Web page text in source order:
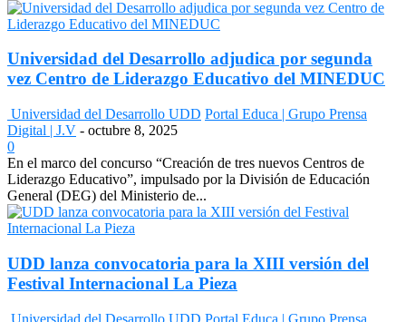
Universidad del Desarrollo adjudica por segunda
vez Centro de Liderazgo Educativo del MINEDUC
Universidad del Desarrollo UDD Portal Educa | Grupo Prensa
Digital | J.V - octubre 8, 2025
0
En el marco del concurso “Creación de tres nuevos Centros de
Liderazgo Educativo”, impulsado por la División de Educación
General (DEG) del Ministerio de...
UDD lanza convocatoria para la XIII versión del
Festival Internacional La Pieza
Universidad del Desarrollo UDD Portal Educa | Grupo Prensa